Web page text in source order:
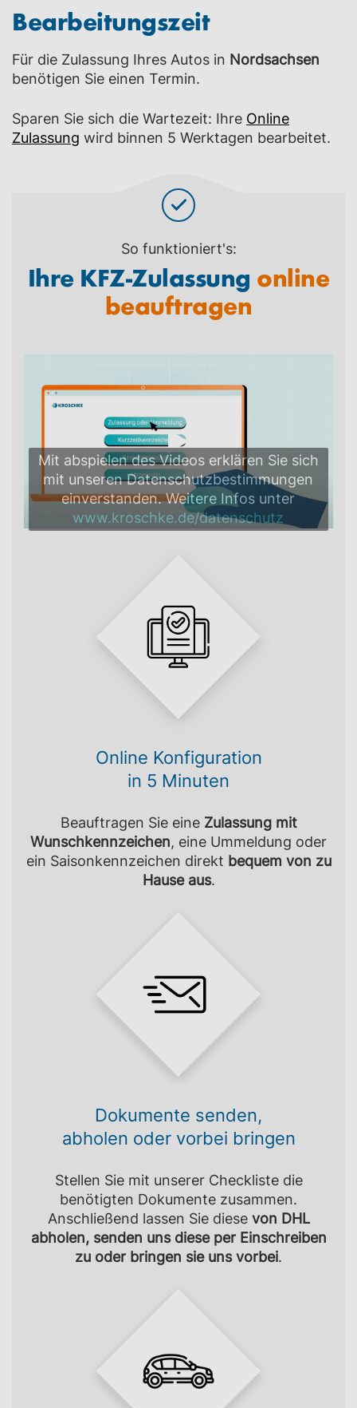
Bearbeitungszeit
Für die Zulassung Ihres Autos in Nordsachsen
benötigen Sie einen Termin.
Sparen Sie sich die Wartezeit: Ihre Online
Zulassung wird binnen 5 Werktagen bearbeitet.
So funktioniert's:
Ihre KFZ-Zulassung online
beauftragen
Mit abspielen des Videos erklären Sie sich
mit unseren Datenschutzbestimmungen
einverstanden. Weitere Infos unter
www.kroschke.de/datenschutz
Online Konfiguration
in 5 Minuten
Beauftragen Sie eine Zulassung mit
Wunschkennzeichen, eine Ummeldung oder
ein Saisonkennzeichen direkt bequem von zu
Hause aus.
Dokumente senden,
abholen oder vorbei bringen
Stellen Sie mit unserer Checkliste die
benötigten Dokumente zusammen.
Anschließend lassen Sie diese von DHL
abholen, senden uns diese per Einschreiben
zu oder bringen sie uns vorbei.